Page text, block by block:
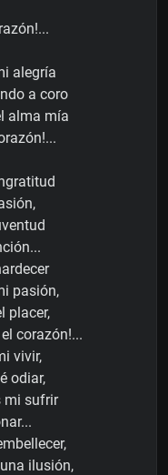
alegría
a coro
alma mía
pasión,
placer,
corazón!...
vivir,
odiar,
mi sufrir
ilusión,